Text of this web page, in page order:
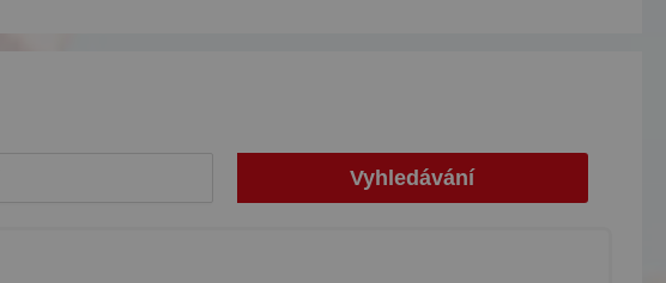
Vyhledávání